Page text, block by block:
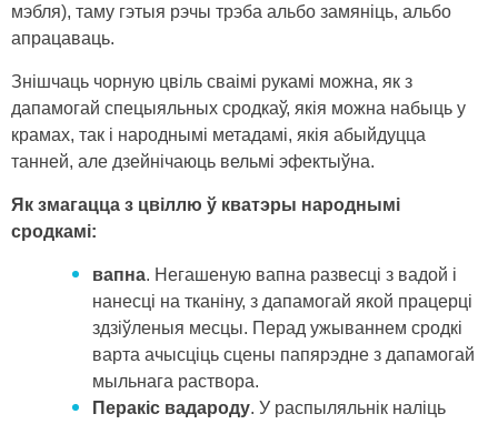
мэбля), таму гэтыя рэчы трэба альбо замяніць, альбо
апрацаваць.
Знішчаць чорную цвіль сваімі рукамі можна, як з
дапамогай спецыяльных сродкаў, якія можна набыць у
крамах, так і народнымі метадамі, якія абыйдуцца
танней, але дзейнічаюць вельмі эфектыўна.
Як змагацца з цвіллю ў кватэры народнымі
сродкамі:
вапна. Негашеную вапна развесці з вадой і
нанесці на тканіну, з дапамогай якой працерці
здзіўленыя месцы. Перад ужываннем сродкі
варта ачысціць сцены папярэдне з дапамогай
мыльнага раствора.
Перакіс вадароду. У распыляльнік наліць